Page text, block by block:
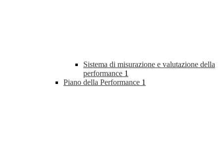
Sistema di misurazione e valutazione della
performance 1
Piano della Performance 1